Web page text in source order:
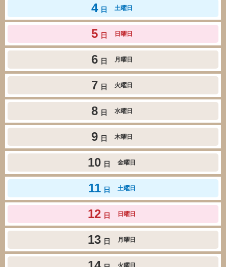
4 日 土曜日
5 日 日曜日
6 日 月曜日
7 日 火曜日
8 日 水曜日
9 日 木曜日
10 日 金曜日
11 日 土曜日
12 日 日曜日
13 日 月曜日
火曜日